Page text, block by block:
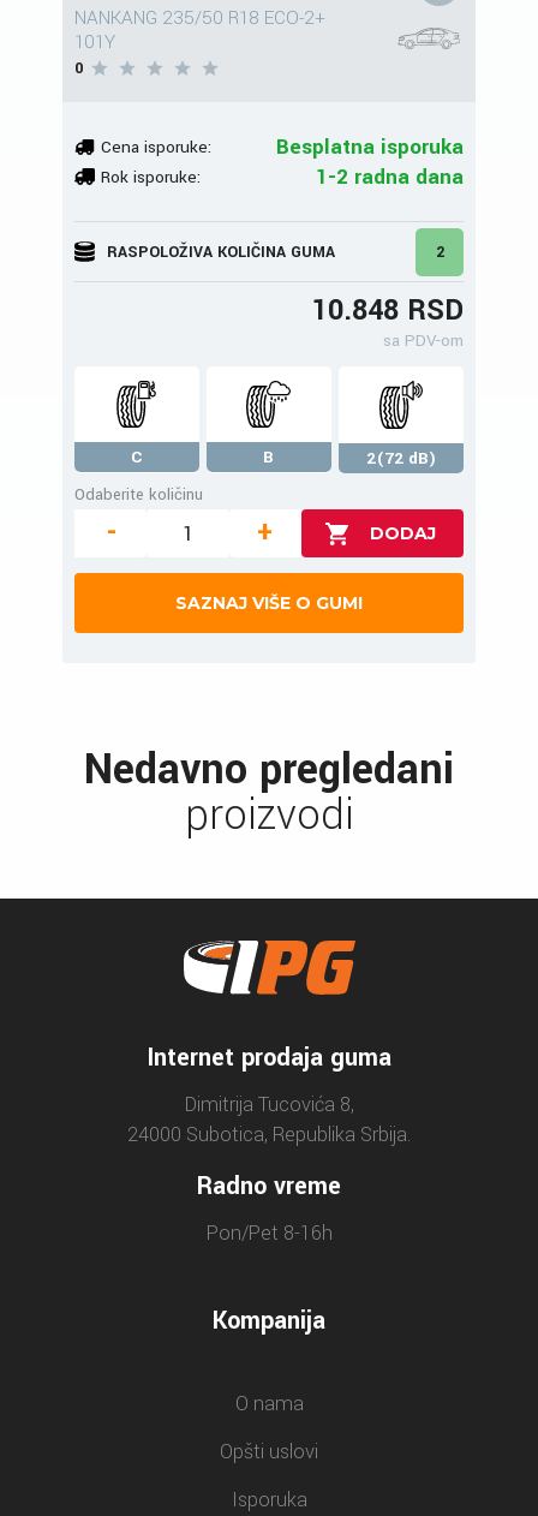
NANKANG 235/50 R18 ECO-2+
101Y
0
Cena isporuke: Besplatna isporuka
Rok isporuke: 1-2 radna dana
RASPOLOŽIVA KOLIČINA GUMA 2
10.848 RSD
sa PDV-om
C B
2(72 dB)
Odaberite količinu
- +
SAZNAJ VIŠE O GUMI
Nedavno pregledani
proizvodi
Internet prodaja guma
Dimitrija Tucovića 8,
24000 Subotica, Republika Srbija.
Radno vreme
Pon/Pet 8-16h
Kompanija
O nama
Opšti uslovi
Isporuka